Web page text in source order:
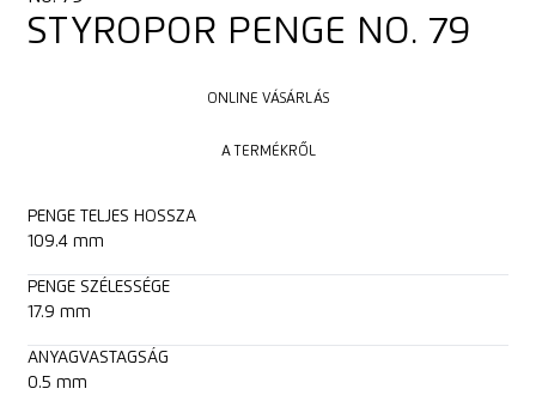
STYROPOR PENGE NO. 79
ONLINE VÁSÁRLÁS
A TERMÉKRŐL
PENGE TELJES HOSSZA
109.4 mm
PENGE SZÉLESSÉGE
17.9 mm
ANYAGVASTAGSÁG
0.5 mm